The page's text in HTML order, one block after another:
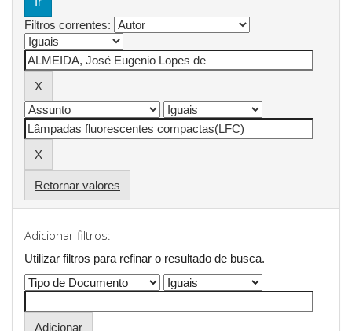
Filtros correntes:
Retornar valores
Adicionar filtros:
Utilizar filtros para refinar o resultado de busca.